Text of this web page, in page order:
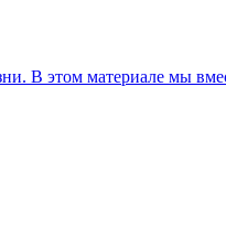
В этом материале мы